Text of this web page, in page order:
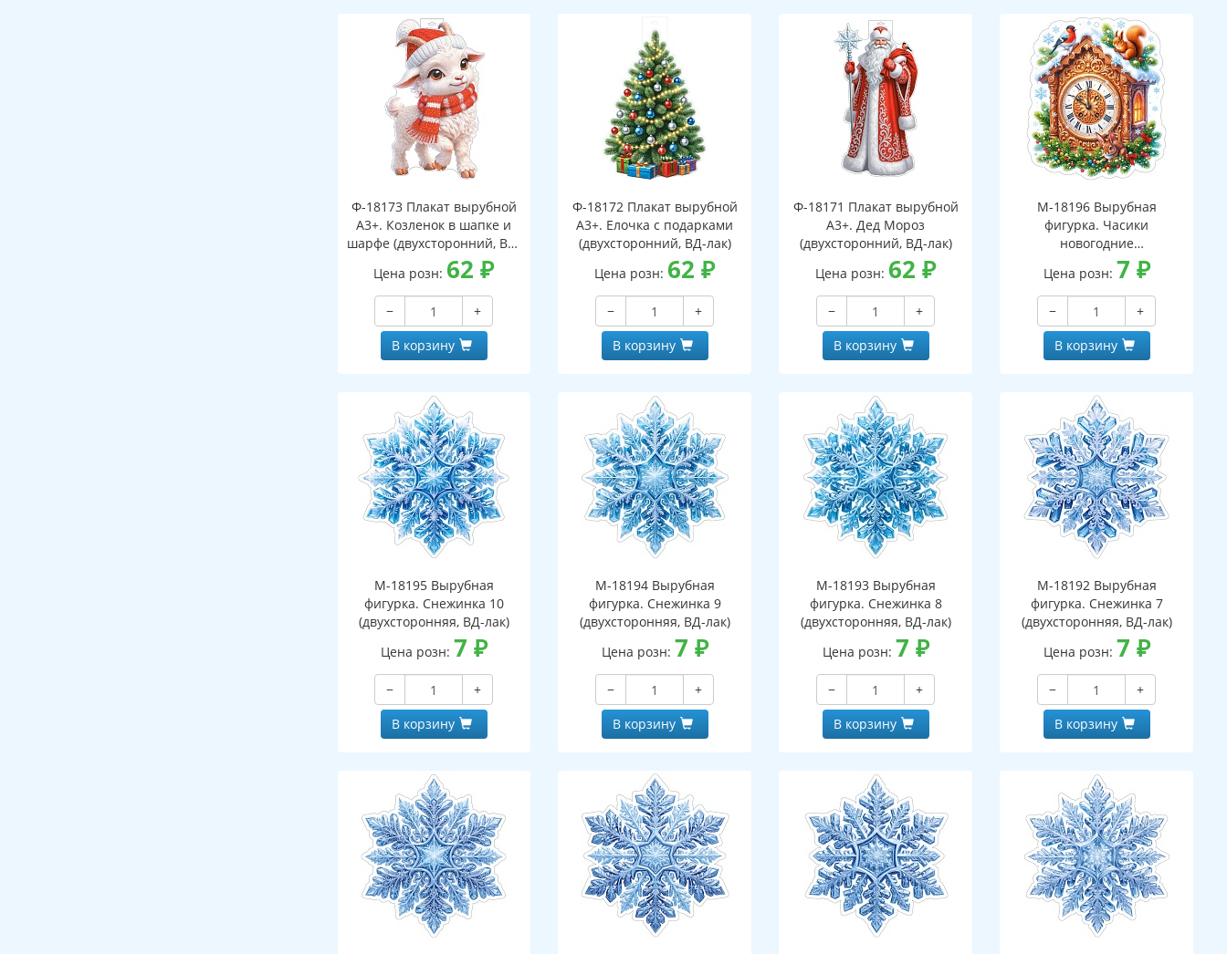
Ф-18173 Плакат вырубной
А3+. Козленок в шапке и
шарфе (двухсторонний, ВД-
Цена розн: 62₽
−
+
В корзину
Ф-18172 Плакат вырубной
А3+. Елочка с подарками
(двухсторонний, ВД-лак)
Цена розн: 62₽
−
+
В корзину
Ф-18171 Плакат вырубной
А3+. Дед Мороз
(двухсторонний, ВД-лак)
Цена розн: 62₽
−
+
В корзину
М-18196 Вырубная
фигурка. Часики
новогодние
(двухсторонняя, ВД-лак)
Цена розн: 7 ₽
−
+
В корзину
М-18195 Вырубная
фигурка. Снежинка 10
(двухсторонняя, ВД-лак)
Цена розн: 7 ₽
−
+
В корзину
М-18194 Вырубная
фигурка. Снежинка 9
(двухсторонняя, ВД-лак)
Цена розн: 7 ₽
−
+
В корзину
М-18193 Вырубная
фигурка. Снежинка 8
(двухсторонняя, ВД-лак)
Цена розн: 7 ₽
−
+
В корзину
М-18192 Вырубная
фигурка. Снежинка 7
(двухсторонняя, ВД-лак)
Цена розн: 7 ₽
−
+
В корзину